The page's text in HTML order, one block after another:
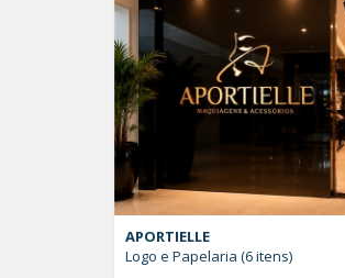
APORTIELLE
Logo e Papelaria (6 itens)